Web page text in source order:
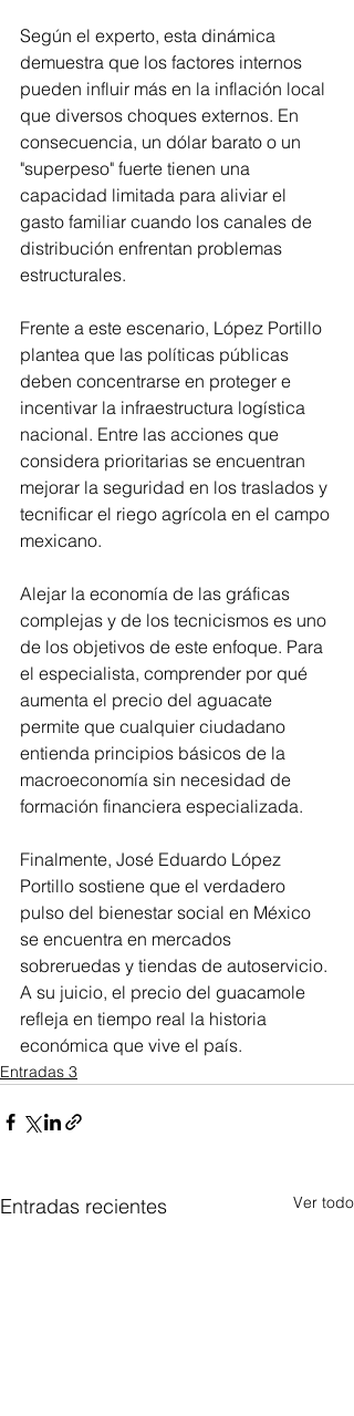
Según el experto, esta dinámica
demuestra que los factores internos
pueden influir más en la inflación local
que diversos choques externos. En
consecuencia, un dólar barato o un
"superpeso" fuerte tienen una
capacidad limitada para aliviar el
gasto familiar cuando los canales de
distribución enfrentan problemas
estructurales.
Frente a este escenario, López Portillo
plantea que las políticas públicas
deben concentrarse en proteger e
incentivar la infraestructura logística
nacional. Entre las acciones que
considera prioritarias se encuentran
mejorar la seguridad en los traslados y
tecnificar el riego agrícola en el campo
mexicano.
Alejar la economía de las gráficas
complejas y de los tecnicismos es uno
de los objetivos de este enfoque. Para
el especialista, comprender por qué
aumenta el precio del aguacate
permite que cualquier ciudadano
entienda principios básicos de la
macroeconomía sin necesidad de
formación financiera especializada.
Finalmente, José Eduardo López
Portillo sostiene que el verdadero
pulso del bienestar social en México
se encuentra en mercados
sobreruedas y tiendas de autoservicio.
A su juicio, el precio del guacamole
refleja en tiempo real la historia
económica que vive el país.
Entradas 3
Entradas recientes Ver todo